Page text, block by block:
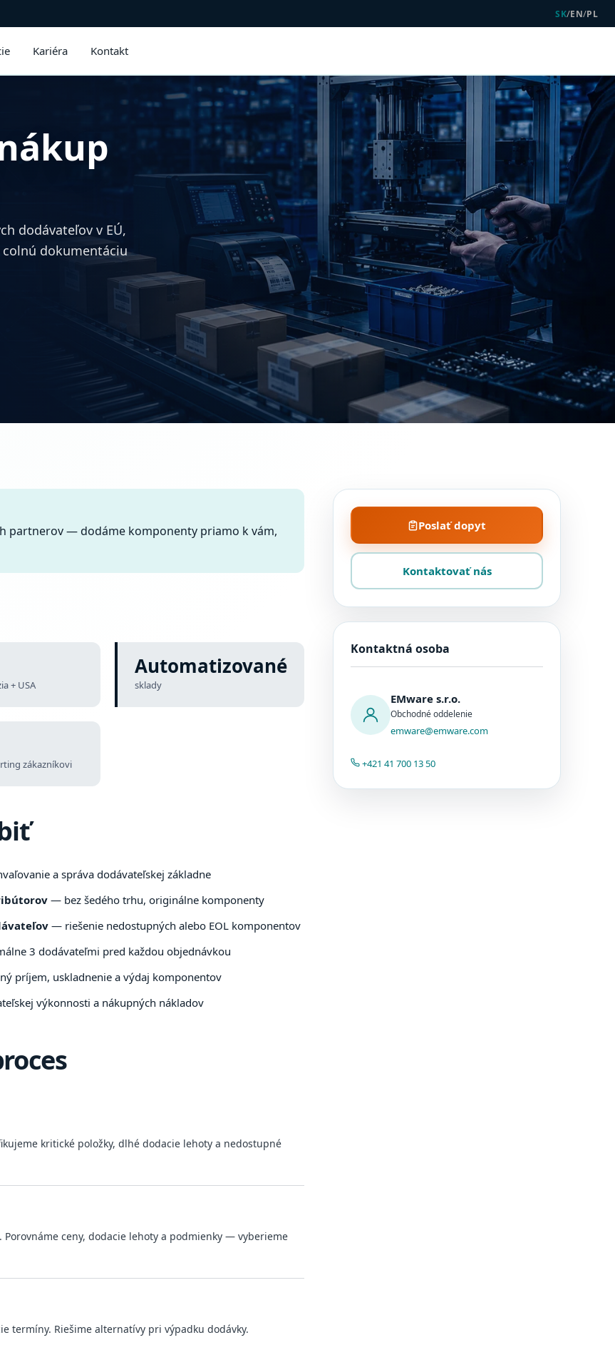
SK/EN/PL
Kariéra Kontakt
dodávateľov v EÚ,
colnú dokumentáciu
partnerov — dodáme komponenty priamo k vám,
+ USA
Automatizované
sklady
zákazníkovi
a správa dodávateľskej základne
— bez šedého trhu, originálne komponenty
— riešenie nedostupných alebo EOL komponentov
3 dodávateľmi pred každou objednávkou
príjem, uskladnenie a výdaj komponentov
výkonnosti a nákupných nákladov
kritické položky, dlhé dodacie lehoty a nedostupné
ceny, dodacie lehoty a podmienky — vyberieme
termíny. Riešime alternatívy pri výpadku dodávky.
Poslať dopyt
Kontaktovať nás
Kontaktná osoba
EMware s.r.o.
Obchodné oddelenie
emware@emware.com
+421 41 700 13 50